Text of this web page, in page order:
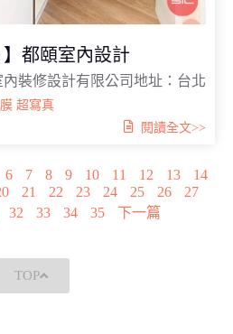
】都頤室內設計
裝修設計有限公司地址：台北
超寫真
閱讀全文>>
6 7 8 9 10 11 12 13
14
21 22 23 24 25 26
27
32 33 34 35 下一篇
TOP